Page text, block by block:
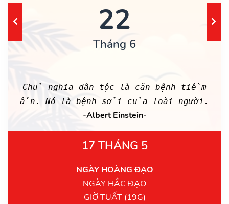
22
Tháng 6
Chủ nghĩa dân tộc là căn bệnh tiềm
ẩn. Nó là bệnh sởi của loài người.
-Albert Einstein-
17 THÁNG 5
NGÀY HOÀNG ĐẠO
NGÀY HẮC ĐẠO
GIỜ TUẤT (19G)